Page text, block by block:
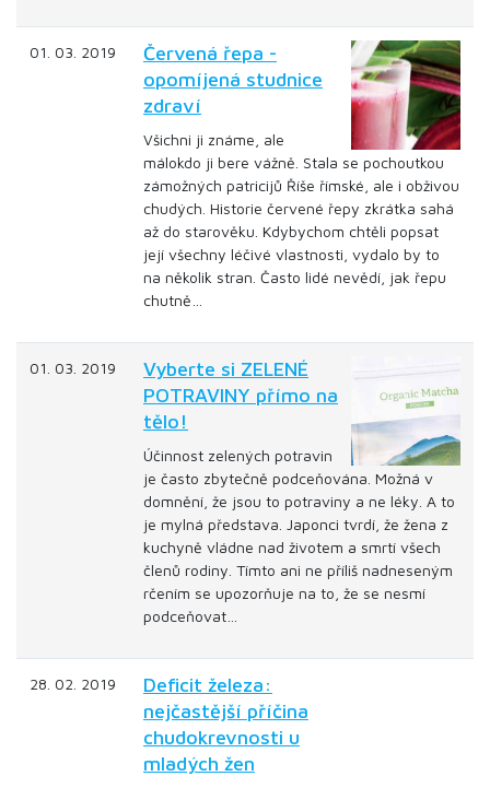
01. 03. 2019
Červená řepa -
opomíjená studnice
zdraví
Všichni ji známe, ale
málokdo ji bere vážně. Stala se pochoutkou
zámožných patricijů Říše římské, ale i obživou
chudých. Historie červené řepy zkrátka sahá
až do starověku. Kdybychom chtěli popsat
její všechny léčivé vlastnosti, vydalo by to
na několik stran. Často lidé nevědí, jak řepu
chutně…
01. 03. 2019
Vyberte si ZELENÉ
POTRAVINY přímo na
tělo!
Účinnost zelených potravin
je často zbytečně podceňována. Možná v
domnění, že jsou to potraviny a ne léky. A to
je mylná představa. Japonci tvrdí, že žena z
kuchyně vládne nad životem a smrtí všech
členů rodiny. Tímto ani ne příliš nadneseným
rčením se upozorňuje na to, že se nesmí
podceňovat…
28. 02. 2019
Deficit železa:
nejčastější příčina
chudokrevnosti u
mladých žen